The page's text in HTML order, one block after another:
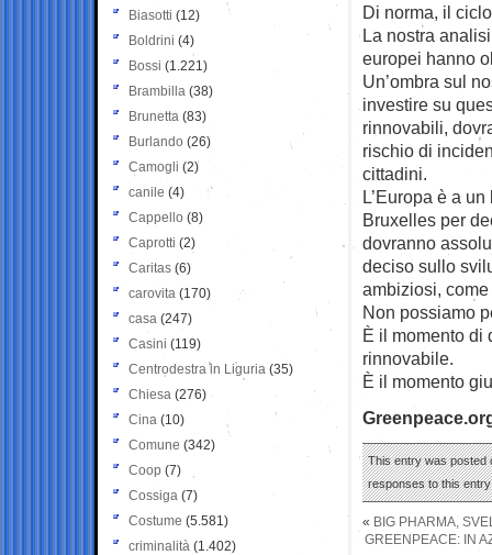
Di norma, il
La nostra
europei hanno
Un’ombra sul
investire su
rinnovabili,
rischio di
cittadini.
L’Europa è a
Bruxelles per
dovranno
deciso sullo
ambiziosi,
Non possiamo
È il momento di
rinnovabile.
È il momento
This entry was posted
responses to this
« BIG PHARMA,
GREENPEACE: IN
Biasotti (12)
Boldrini (4)
Bossi (1.221)
Brambilla (38)
Brunetta (83)
Burlando (26)
Camogli (2)
canile (4)
Cappello (8)
Caprotti (2)
Caritas (6)
carovita (170)
casa (247)
Casini (119)
Centrodestra in Liguria (35)
Chiesa (276)
Cina (10)
Comune (342)
Coop (7)
Cossiga (7)
Costume (5.581)
criminalità (1.402)